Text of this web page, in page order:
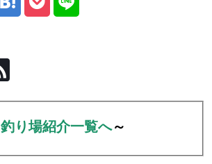
釣り場紹介一覧へ～